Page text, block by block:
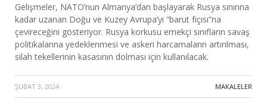
Gelişmeler, NATO’nun Almanya’dan başlayarak Rusya sınırına
kadar uzanan Doğu ve Kuzey Avrupa’yı “barut fıçısı”na
çevireceğini gösteriyor. Rusya korkusu emekçi sınıfların savaş
politikalarına yedeklenmesi ve askeri harcamaların artırılması,
silah tekellerinin kasasının dolması için kullanılacak.
ŞUBAT 3, 2024 · MAKALELER